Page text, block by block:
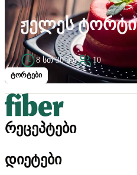
ტორტები
ᲟᲔᲚᲔᲡ ᲢᲝᲠᲢᲘ
8 სთ 30 წთ 10
რეცეპტები
დიეტები